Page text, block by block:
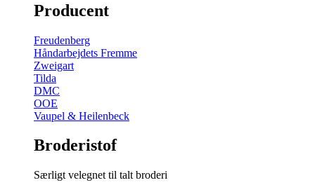
Producent
Freudenberg
Håndarbejdets Fremme
Zweigart
Tilda
DMC
OOE
Vaupel & Heilenbeck
Broderistof
Særligt velegnet til talt broderi